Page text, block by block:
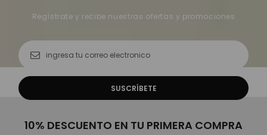
Regístrate y recibe nuestras ofertas y promociones
10% DESCUENTO EN TU PRIMERA COMPRA